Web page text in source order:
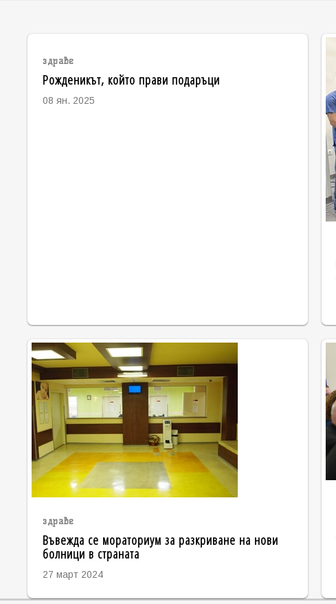
здраве
Рожденикът, който прави подаръци
08 ян. 2025
здраве
Въвежда се мораториум за разкриване на нови
болници в страната
27 март 2024